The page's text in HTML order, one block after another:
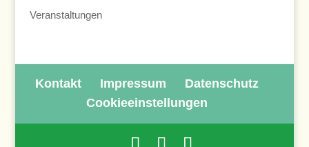
Veranstaltungen
Kontakt Impressum
Datenschutz
Cookieeinstellungen